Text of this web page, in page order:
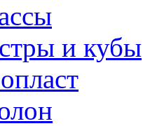
и кубы